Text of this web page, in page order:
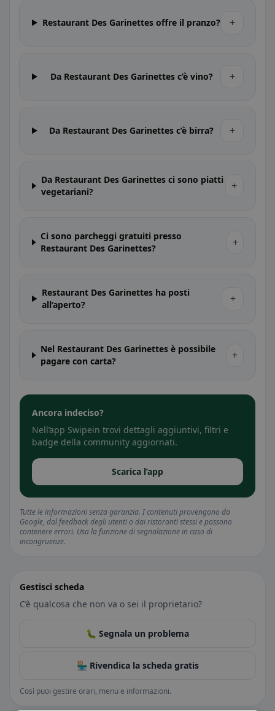
Restaurant Des Garinettes offre il pranzo? +
Da Restaurant Des Garinettes c’è vino? +
Da Restaurant Des Garinettes c’è birra? +
Da Restaurant Des Garinettes ci sono piatti
vegetariani?
+
Ci sono parcheggi gratuiti presso
Restaurant Des Garinettes?
+
Restaurant Des Garinettes ha posti
all’aperto?
+
Nel Restaurant Des Garinettes è possibile
pagare con carta?
+
Ancora indeciso?
Nell’app Swipein trovi dettagli aggiuntivi, filtri e
badge della community aggiornati.
Scarica l’app
Tutte le informazioni senza garanzia. I contenuti provengono da
Google, dal feedback degli utenti o dai ristoranti stessi e possono
contenere errori. Usa la funzione di segnalazione in caso di
incongruenze.
Gestisci scheda
C’è qualcosa che non va o sei il proprietario?
🐛 Segnala un problema
🏪 Rivendica la scheda gratis
Così puoi gestire orari, menu e informazioni.